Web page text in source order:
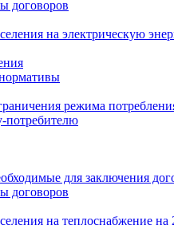
договоров
на электрическую
режима
потребителю
для заключения
договоров
на теплоснабжение на